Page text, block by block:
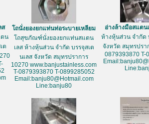
ส
ตน
ต
โถนั่งยองยกแท่นท่อระบายเหลียม
โถสุขภัณฑ์นั่งยองยกแท่นสแตน
เลส ห้างหุ้นส่วน จำกัด บรรจุสเต
นเลส จังหวัด สมุทรปราการ
10270 www.banjustainless.com
T-0879393870 T-0899285052
Email:banju80@Hotmail.com
Line:banju80
อ่างล้างมือสแตน
ห้างหุ้นส่วน จำกัด
จังหวัด สมุทรปรา
0879393870 T-